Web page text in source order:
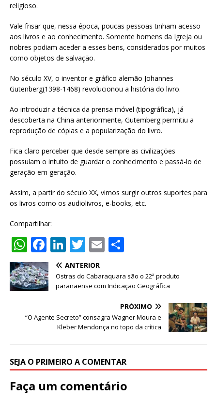
religioso.
Vale frisar que, nessa época, poucas pessoas tinham acesso
aos livros e ao conhecimento. Somente homens da Igreja ou
nobres podiam aceder a esses bens, considerados por muitos
como objetos de salvação.
No século XV, o inventor e gráfico alemão Johannes
Gutenberg(1398-1468) revolucionou a história do livro.
Ao introduzir a técnica da prensa móvel (tipográfica), já
descoberta na China anteriormente, Gutemberg permitiu a
reprodução de cópias e a popularização do livro.
Fica claro perceber que desde sempre as civilizações
possuíam o intuito de guardar o conhecimento e passá-lo de
geração em geração.
Assim, a partir do século XX, vimos surgir outros suportes para
os livros como os audiolivros, e-books, etc.
Compartilhar:
W
h
at
s
p
F
a
c
e
o
Li
n
k
e
n
T
w
it
te
E
ai
l
ar
e
ANTERIOR
Ostras do Cabaraquara são o 22ª produto
paranaense com Indicação Geográfica
PRÓXIMO
“O Agente Secreto” consagra Wagner Moura e
Kleber Mendonça no topo da crítica
SEJA O PRIMEIRO A COMENTAR
Faça um comentário